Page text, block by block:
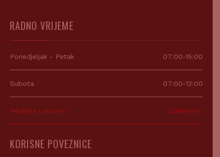
RADNO VRIJEME
Ponedjeljak - Petak 07:00-15:00
Subota 07:00-12:00
Nedjelja i praznici Zatvoreno
KORISNE POVEZNICE